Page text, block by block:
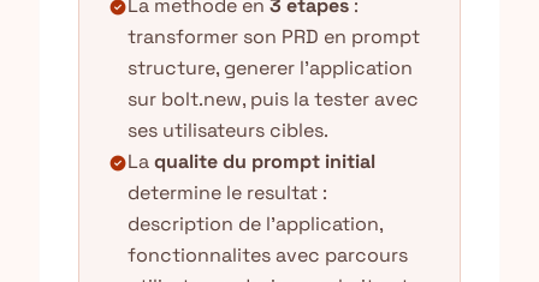
check_circleLa methode en 3 etapes :
transformer son PRD en prompt
structure, generer l'application
sur bolt.new, puis la tester avec
ses utilisateurs cibles.
check_circleLaqualite du prompt initial
determine le resultat :
description de l'application,
fonctionnalites avec parcours